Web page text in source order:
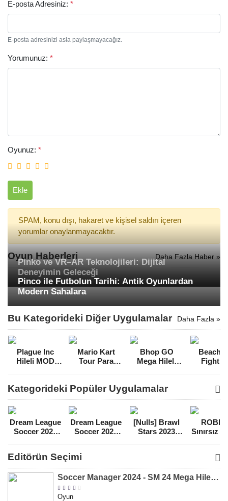
E-posta Adresiniz: *
E-posta adresinizi asla paylaşmayacağız.
Yorumunuz: *
Oyunuz: *
Ekle
SPAM, konu dışı, hakaret ve kişisel saldırı içeren
yorumlar onaylanmayacaktır.
Oyun Haberleri Daha Fazla Haber »
Pinko ve VR–AR Teknolojileri: Dijital
Deneyimin Geleceği
Pinco ile Futbolun Tarihi: Antik Oyunlardan
Modern Sahalara
Bu Kategorideki Diğer Uygulamalar Daha Fazla »
Plague Inc
Hileli MOD
Mario Kart
Tour Para
Bhop GO
Mega Hileli
Beach
Fight
APK
Kategorideki Popüler Uygulamalar
Dream League
Soccer 2021
[v8.31]
Dream League
Soccer 2022
[Nulls] Brawl
Stars 2023
Sınırsız
Editörün Seçimi
Soccer Manager 2024 - SM 24 Mega Hileli MOD APK indir [v3.0.0]
Oyun